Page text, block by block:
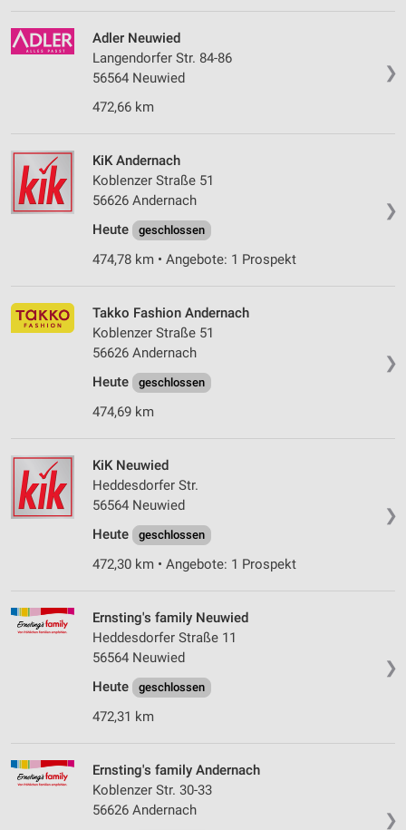
❯
Adler Neuwied
Langendorfer Str. 84-86
56564 Neuwied
472,66 km
❯
KiK Andernach
Koblenzer Straße 51
56626 Andernach
Heute
geschlossen
474,78 km • Angebote: 1 Prospekt
❯
Takko Fashion Andernach
Koblenzer Straße 51
56626 Andernach
Heute
geschlossen
474,69 km
❯
KiK Neuwied
Heddesdorfer Str.
56564 Neuwied
Heute
geschlossen
472,30 km • Angebote: 1 Prospekt
❯
Ernsting's family Neuwied
Heddesdorfer Straße 11
56564 Neuwied
Heute
geschlossen
472,31 km
❯
Ernsting's family Andernach
Koblenzer Str. 30-33
56626 Andernach